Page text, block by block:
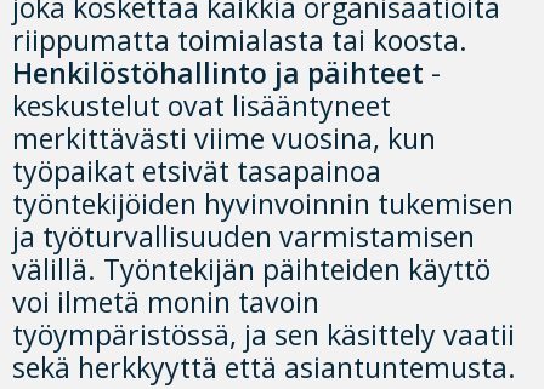
riippumatta toimialasta tai koosta.
Henkilöstöhallinto ja päihteet -
keskustelut ovat lisääntyneet
merkittävästi viime vuosina, kun
työpaikat etsivät tasapainoa
työntekijöiden hyvinvoinnin tukemisen
ja työturvallisuuden varmistamisen
välillä. Työntekijän päihteiden käyttö
voi ilmetä monin tavoin
työympäristössä, ja sen käsittely vaatii
sekä herkkyyttä että asiantuntemusta.